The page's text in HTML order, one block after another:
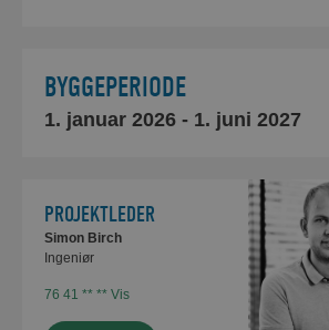
BYGGEPERIODE
1. januar 2026 - 1. juni 2027
PROJEKTLEDER
Simon Birch
Ingeniør
76 41 ** ** Vis